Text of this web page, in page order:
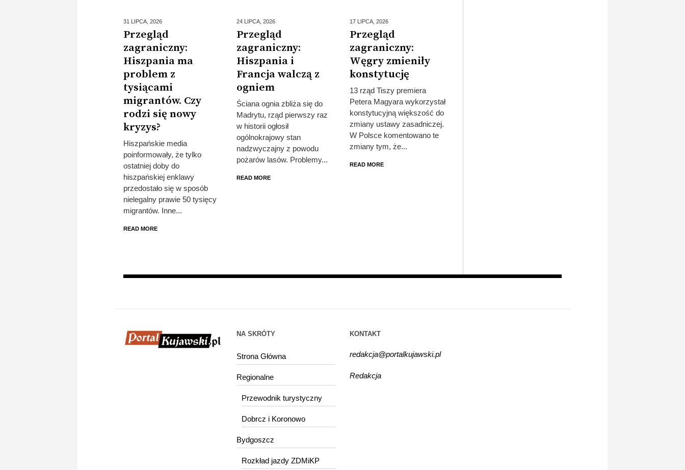
31 LIPCA, 2026
Przegląd
zagraniczny:
Hiszpania ma
problem z
tysiącami
migrantów. Czy
rodzi się nowy
kryzys?
Hiszpańskie media
poinformowały, że tylko
ostatniej doby do
hiszpańskiej enklawy
przedostało się w sposób
nielegalny prawie 50 tysięcy
migrantów. Inne...
READ MORE
24 LIPCA, 2026
Przegląd
zagraniczny:
Hiszpania i
Francja walczą z
ogniem
Ściana ognia zbliża się do
Madrytu, rząd pierwszy raz
w historii ogłosił
ogólnokrajowy stan
nadzwyczajny z powodu
pożarów lasów. Problemy...
READ MORE
17 LIPCA, 2026
Przegląd
zagraniczny:
Węgry zmieniły
konstytucję
13 rząd Tiszy premiera
Petera Magyara wykorzystał
konstytucyjną większość do
zmiany ustawy zasadniczej.
W Polsce komentowano te
zmiany tym, że...
READ MORE
NA SKRÓTY
Strona Główna
Regionalne
Przewodnik turystyczny
Dobrcz i Koronowo
Bydgoszcz
Rozkład jazdy ZDMiKP
KONTAKT
redakcja@portalkujawski.pl
Redakcja